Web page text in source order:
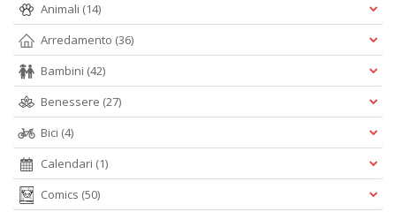
Animali (14)
Arredamento (36)
Bambini (42)
Benessere (27)
Bici (4)
Calendari (1)
Comics (50)